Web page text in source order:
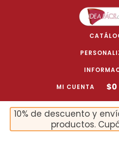
MI CUENTA $0
10% de descuento y
productos.